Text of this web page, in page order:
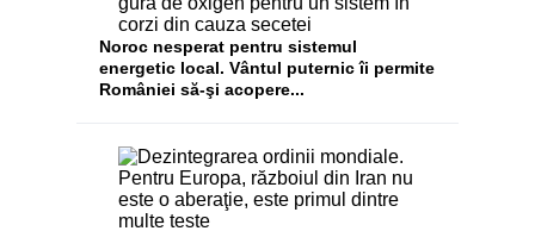
Noroc nesperat pentru sistemul
energetic local. Vântul puternic îi permite
României să-şi acopere...